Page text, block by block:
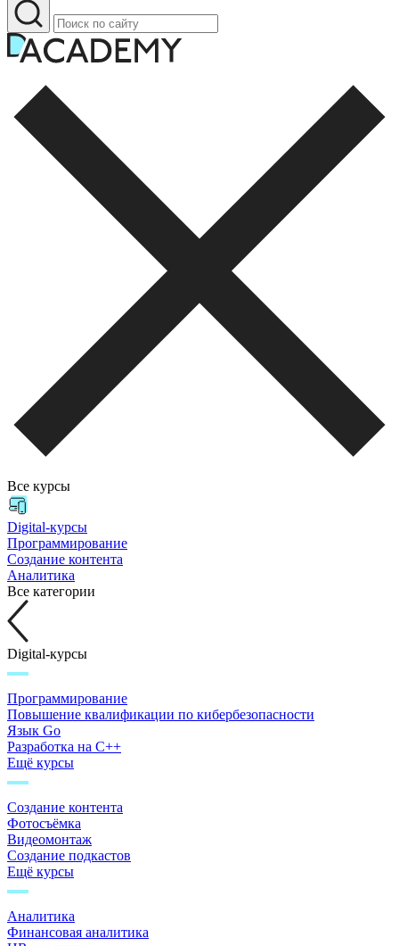
Все курсы
Digital-курсы
Программирование
Создание контента
Аналитика
Все категории
Digital-курсы
Программирование
Повышение квалификации по кибербезопасности
Язык Go
Разработка на C++
Ещё курсы
Создание контента
Фотосъёмка
Видеомонтаж
Создание подкастов
Ещё курсы
Аналитика
Финансовая аналитика